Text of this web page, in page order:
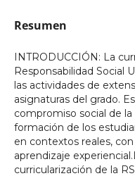
Resumen
INTRODUCCIÓN: La
Responsabilidad Social
las actividades de
asignaturas del grado.
compromiso social de
formación de los
en contextos reales,
aprendizaje
curricularización de la